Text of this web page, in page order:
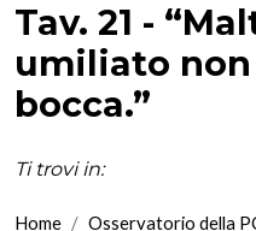
Tav. 21 -
umiliato
bocca.”
Ti trovi in:
Home Osservatorio della